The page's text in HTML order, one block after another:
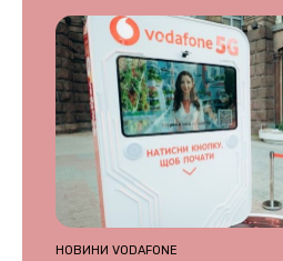
НОВИНИ VODAFONE